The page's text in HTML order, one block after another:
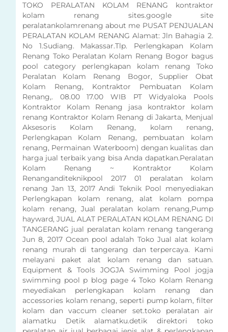
TOKO PERALATAN KOLAM RENANG kontraktor
kolam renang sites.google site
peralatankolamrenang about me PUSAT PENJUALAN
PERALATAN KOLAM RENANG Alamat: Jln Bahagia 2.
No 1.Sudiang. Makassar.Tlp. Perlengkapan Kolam
Renang Toko Peralatan Kolam Renang Bogor bagus
pool category perlengkapan kolam renang Toko
Peralatan Kolam Renang Bogor, Supplier Obat
Kolam Renang, Kontraktor Pembuatan Kolam
Renang,. 08.00 17.00 WIB PT Widyaloka Pools
Kontraktor Kolam Renang jasa kontraktor kolam
renang Kontraktor Kolam Renang di Jakarta, Menjual
Aksesoris Kolam Renang, kolam renang,
Perlengkapan Kolam Renang, pembuatan kolam
renang, Permainan Waterboom) dengan kualitas dan
harga jual terbaik yang bisa Anda dapatkan.Peralatan
Kolam Renang ~ Kontraktor Kolam
Renanganditeknikpool 2017 01 peralatan kolam
renang Jan 13, 2017 Andi Teknik Pool menyediakan
Perlengkapan kolam renang, alat kolam pompa
kolam renang, Jual peralatan kolam renang,Pump
hayward, JUAL ALAT PERALATAN KOLAM RENANG DI
TANGERANG jual peralatan kolam renang tangerang
Jun 8, 2017 Ocean pool adalah Toko Jual alat kolam
renang murah di tangerang dan terpercaya. Kami
melayani paket alat kolam renang dan satuan.
Equipment & Tools JOGJA Swimming Pool jogja
swimming pool p blog page 4 Toko Kolam Renang
meyediakan perlengkapan kolam renang dan
accessories kolam renang, seperti pump kolam, filter
kolam dan vaccum cleaner set.toko peralatan air
alamatku Detik alamatku.detik direktori toko